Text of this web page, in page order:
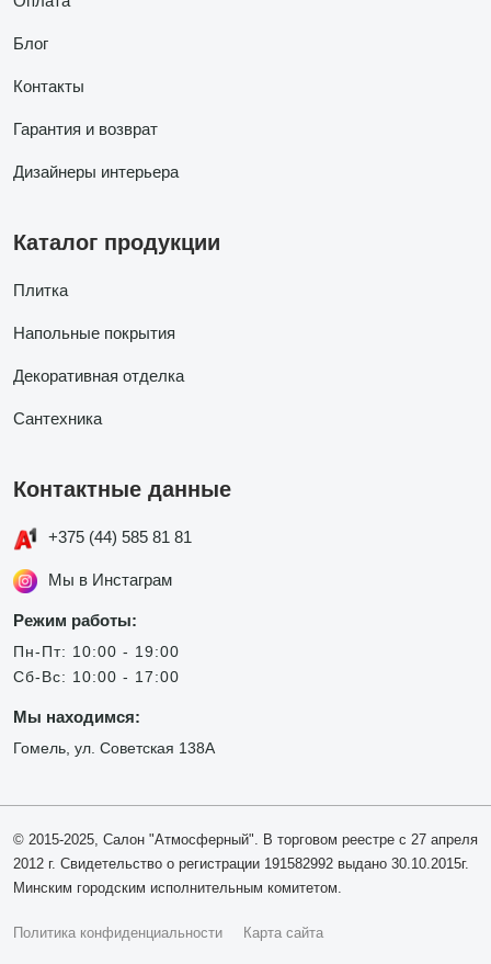
Блог
Контакты
Гарантия и возврат
Дизайнеры интерьера
Каталог продукции
Плитка
Напольные покрытия
Декоративная отделка
Сантехника
Контактные данные
+375 (44) 585 81 81
Мы в Инстаграм
Режим работы:
Пн-Пт: 10:00 - 19:00
Сб-Вс: 10:00 - 17:00
Мы находимся:
Гомель, ул. Советская 138А
© 2015-2025, Салон "Атмосферный". В торговом реестре с 27 апреля
2012 г. Свидетельство о регистрации 191582992 выдано 30.10.2015г.
Минским городским исполнительным комитетом.
Политика конфиденциальности Карта сайта